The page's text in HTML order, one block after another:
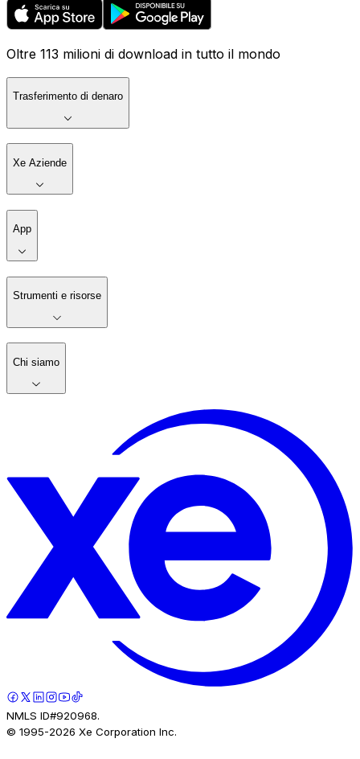
Oltre 113 milioni di download in tutto il mondo
Trasferimento di denaro
Xe Aziende
App
Strumenti e risorse
Chi siamo
NMLS ID#920968.
© 1995-2026 Xe Corporation Inc.